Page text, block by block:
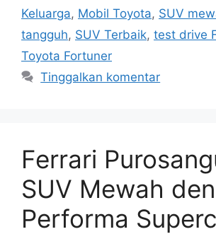
Keluarga, Mobil Toyota, SUV
tangguh, SUV Terbaik, test drive
Toyota Fortuner
Tinggalkan komentar
Ferrari
SUV Mewah
Performa